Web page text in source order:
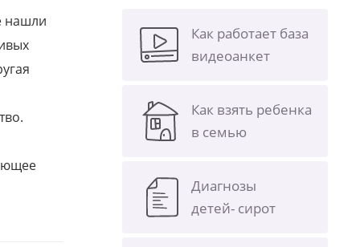
нашли
Как работает база
видеоанкет
Как взять ребенка
в семью
Диагнозы
детей- сирот